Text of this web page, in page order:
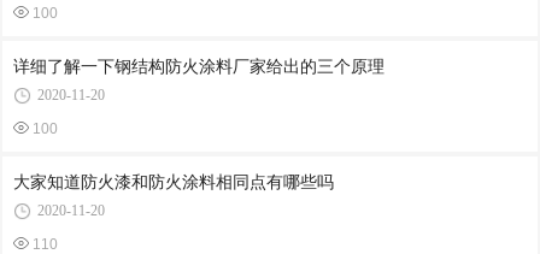
100
详细了解一下钢结构防火涂料厂家给出的三个原理
2020-11-20
100
大家知道防火漆和防火涂料相同点有哪些吗
2020-11-20
110